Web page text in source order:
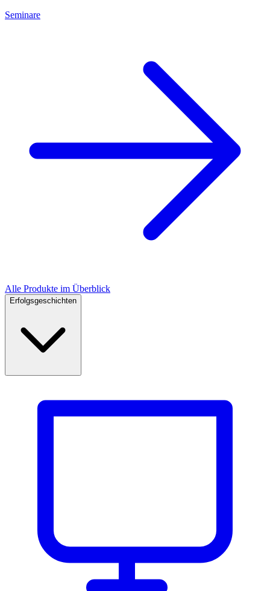
Seminare
Alle Produkte im Überblick
Erfolgsgeschichten